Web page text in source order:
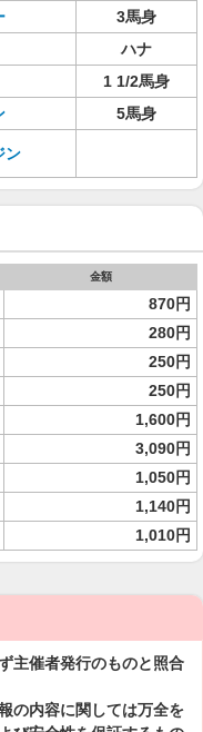
3馬身
ハナ
1 1/2馬身
5馬身
ン
金額
870円
280円
250円
250円
1,600円
3,090円
1,050円
1,140円
1,010円
主催者発行のものと照合
の内容に関しては万全を